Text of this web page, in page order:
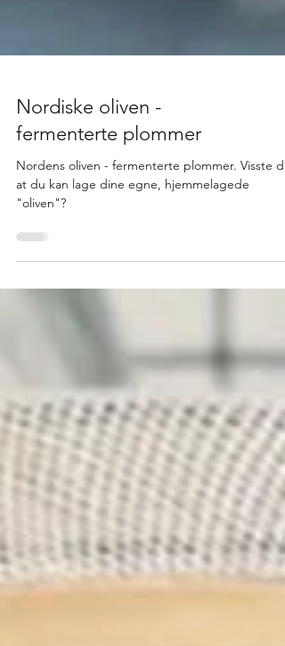
Nordiske oliven -
fermenterte plommer
Nordens oliven - fermenterte plommer. Visste du
"oliven"?